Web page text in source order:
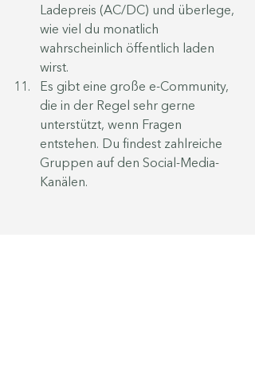
Ladepreis (AC/DC) und überlege,
wie viel du monatlich
wahrscheinlich öffentlich laden
wirst.
Es gibt eine große e-Community,
die in der Regel sehr gerne
unterstützt, wenn Fragen
entstehen. Du findest zahlreiche
Gruppen auf den Social-Media-
Kanälen.